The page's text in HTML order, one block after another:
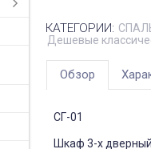
КАТЕГОРИИ:
Дешевые
Обзор
СГ-01
Шкаф 3-х